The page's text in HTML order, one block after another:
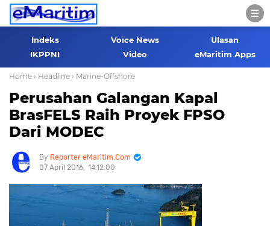
Indeks Voice News
Ulasan
IKPPNI
Video eMaritim Apps
Home › Headline › Marine-Offshore
Perusahan Galangan Kapal
BrasFELS Raih Proyek FPSO
Dari MODEC
Reporter eMaritim.Com
07 April 2016 14.12.00